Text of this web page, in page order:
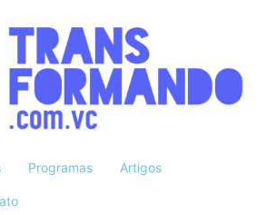
Programas Artigos